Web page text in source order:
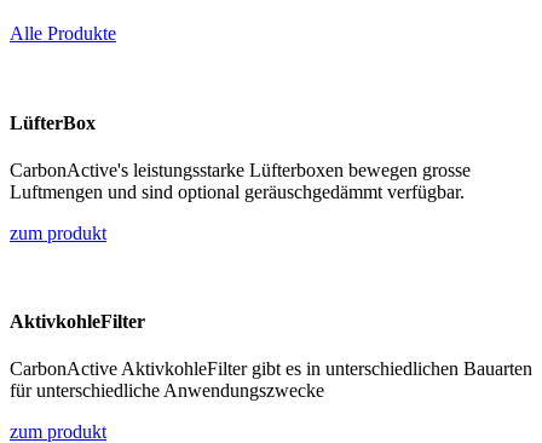
Alle Produkte
LüfterBox
CarbonActive's leistungsstarke Lüfterboxen bewegen grosse
Luftmengen und sind optional geräuschgedämmt verfügbar.
zum produkt
AktivkohleFilter
CarbonActive AktivkohleFilter gibt es in unterschiedlichen Bauarten
für unterschiedliche Anwendungszwecke
zum produkt